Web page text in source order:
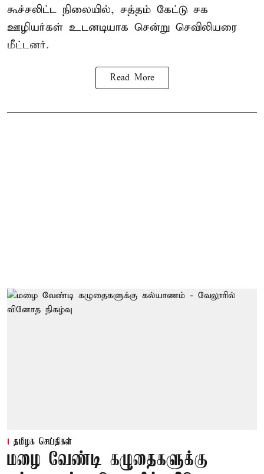
கூச்சலிட்ட நிலையில், சத்தம் கேட்டு சக
ஊழியர்கள் உடனடியாக சென்று செவிலியரை
மீட்டனர்.
Read More
தமிழக செய்திகள்
மழை வேண்டி கழுதைகளுக்கு